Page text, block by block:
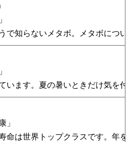
で知らないメタボ。メタボにつ
います。夏の暑いときだけ気を
」
命は世界トップクラスです。年